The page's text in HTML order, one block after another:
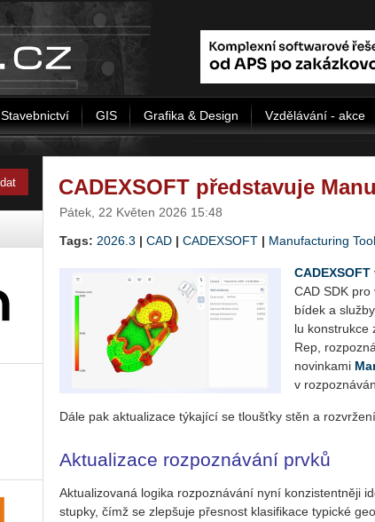
Stavebnictví GIS Grafika & Design Vzdělávání - akce
CADEXSOFT představuje
Pátek, 22 Květen 2026 15:48
Tags: 2026.3 | CAD | CADEXSOFT | Manufacturing
CAD­EX­SOFT
CAD SDK
bí­dek a
lu kon­st­ruk­ce
Rep,
no­vin­ka­mi
v
Dále pak ak­tu­a­li­za­ce tý­ka­jí­cí se tloušť­ky stěn a
Ak­tu­a­li­za­ce roz­po­zná­vá­ní prvků
Ak­tu­a­li­zo­va­ná lo­gi­ka roz­po­zná­vá­ní nyní kon­zis­tent­ně­ji
stup­ky, čímž se zlep­šu­je přes­nost kla­si­fi­ka­ce ty­pic­ké